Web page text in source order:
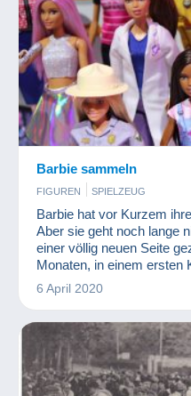
Barbie sammeln
FIGUREN SPIELZEUG
Barbie hat vor Kurzem
Aber sie geht noch lange
einer völlig neuen Seite
Monaten, in einem ersten
Schauspielerin verkörpert
durchaus sinnvoll, der
6 April 2020